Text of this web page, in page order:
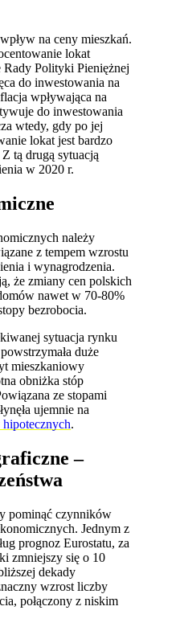
na ceny mieszkań.
lokat
Rady Polityki Pieniężnej
do inwestowania na
wpływająca na
do inwestowania
wtedy, gdy po jej
lokat jest bardzo
tą drugą sytuacją
w 2020 r.
należy
z tempem wzrostu
i wynagrodzenia.
że zmiany cen polskich
nawet w 70-80%
bezrobocia.
sytuacja rynku
duże
mieszkaniowy
obniżka stóp
ze stopami
ujemnie na
.
–
pominąć czynników
Jednym z
prognoz Eurostatu, za
zmniejszy się o 10
dekady
wzrost liczby
połączony z niskim